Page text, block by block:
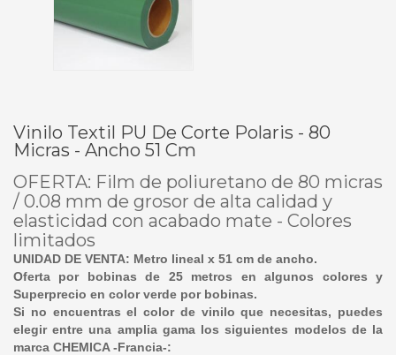
Vinilo Textil PU De Corte Polaris - 80
Micras - Ancho 51 Cm
OFERTA: Film de poliuretano de 80 micras
/ 0.08 mm de grosor de alta calidad y
elasticidad con acabado mate - Colores
limitados
UNIDAD DE VENTA: Metro lineal x 51 cm de ancho.
Oferta por bobinas de 25 metros en algunos colores y
Superprecio en color verde por bobinas.
Si no encuentras el color de vinilo que necesitas, puedes
elegir entre una amplia gama los siguientes modelos de la
marca CHEMICA -Francia-: